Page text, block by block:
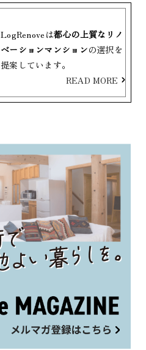
LogRenoveは都心の上質なリノ
ベーションマンションの選択を
提案しています。
READ MORE